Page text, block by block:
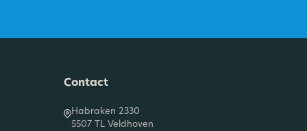
Contact
Habraken 2330
5507 TL Veldhoven